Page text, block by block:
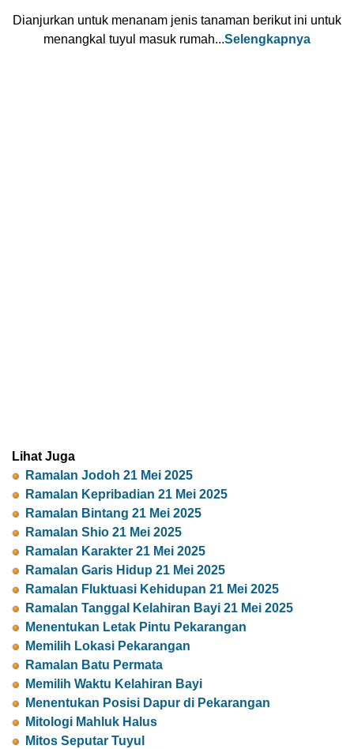
Dianjurkan untuk menanam jenis tanaman berikut ini untuk
menangkal tuyul masuk rumah...Selengkapnya
Lihat Juga
Ramalan Jodoh 21 Mei 2025
Ramalan Kepribadian 21 Mei 2025
Ramalan Bintang 21 Mei 2025
Ramalan Shio 21 Mei 2025
Ramalan Karakter 21 Mei 2025
Ramalan Garis Hidup 21 Mei 2025
Ramalan Fluktuasi Kehidupan 21 Mei 2025
Ramalan Tanggal Kelahiran Bayi 21 Mei 2025
Menentukan Letak Pintu Pekarangan
Memilih Lokasi Pekarangan
Ramalan Batu Permata
Memilih Waktu Kelahiran Bayi
Menentukan Posisi Dapur di Pekarangan
Mitologi Mahluk Halus
Mitos Seputar Tuyul